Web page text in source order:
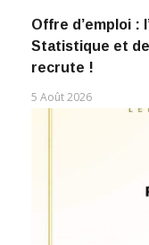
Offre d’emploi :
Statistique et de
recrute !
5 Août 2026